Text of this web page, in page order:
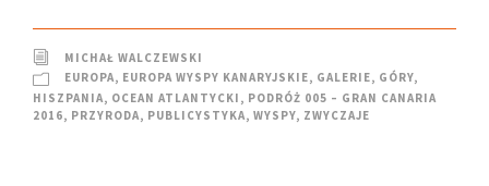
MICHAŁ WALCZEWSKI
EUROPA, EUROPA WYSPY KANARYJSKIE, GALERIE, GÓRY,
HISZPANIA, OCEAN ATLANTYCKI , PODRÓŻ 005 – GRAN CANARIA
2016, PRZYRODA, PUBLICYSTYKA, WYSPY, ZWYCZAJE